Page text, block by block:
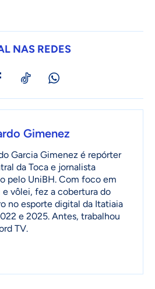
NAS REDES
Gimenez
Garcia Gimenez é repórter
da Toca e jornalista
pelo UniBH. Com foco em
vôlei, fez a cobertura do
no esporte digital da Itatiaia
e 2025. Antes, trabalhou
TV.